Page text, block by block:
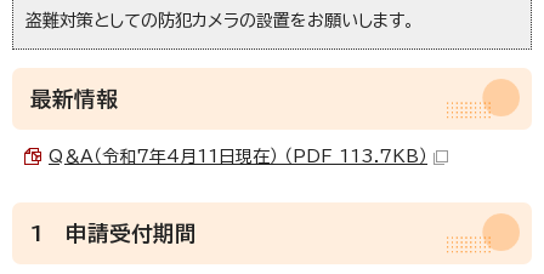
盗難対策としての防犯カメラの設置をお願いします。
最新情報
Q＆A（令和7年4月11日現在） （PDF 113.7KB）
1 申請受付期間